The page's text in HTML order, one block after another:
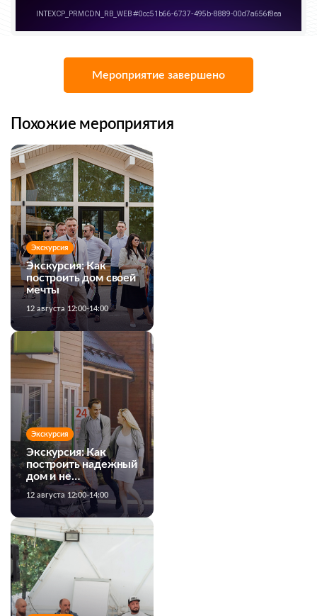
Мероприятие завершено
Похожие мероприятия
Экскурсия
Экскурсия: Как
построить дом своей
мечты
12 августа 12:00-14:00
Экскурсия
Экскурсия: Как
построить надежный
дом и не
переплатить
12 августа 12:00-14:00